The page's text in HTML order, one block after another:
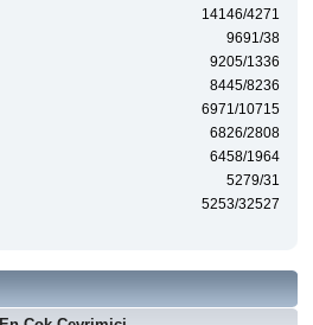
14146/4271
9691/38
9205/1336
8445/8236
6971/10715
6826/2808
6458/1964
5279/31
5253/32527